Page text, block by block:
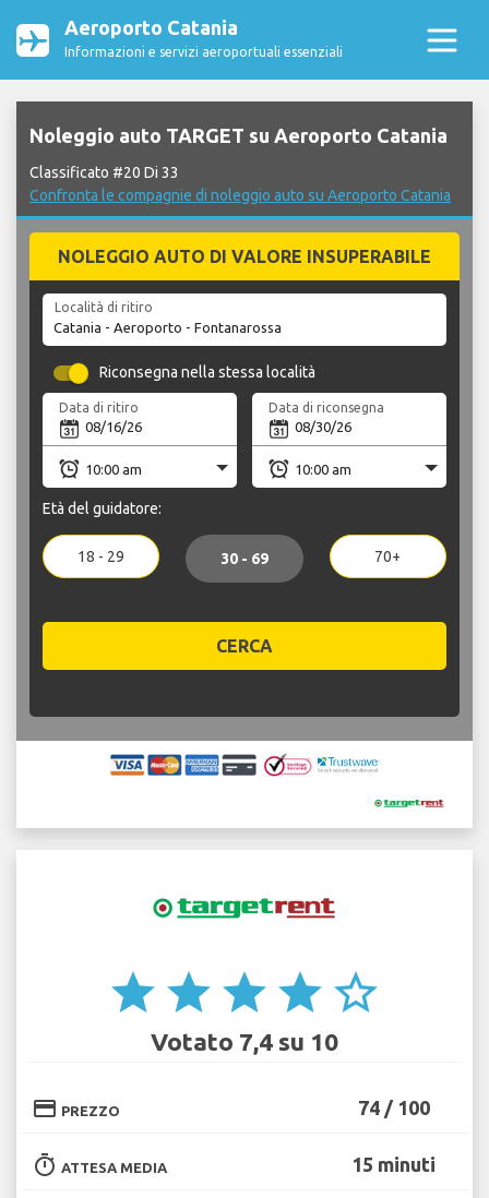
Aeroporto Catania
Informazioni e servizi aeroportuali essenziali
Noleggio auto TARGET su Aeroporto Catania
Classificato #20 Di 33
Confronta le compagnie di noleggio auto su Aeroporto Catania
NOLEGGIO AUTO DI VALORE INSUPERABILE
Località di ritiro
Riconsegna nella stessa località
Data di ritiro Data di riconsegna
Età del guidatore:
18 - 29 30 - 69 70+
CERCA
star star star star star_border
Votato 7,4 su 10
credit_card PREZZO 74 / 100
timer ATTESA MEDIA 15 minuti